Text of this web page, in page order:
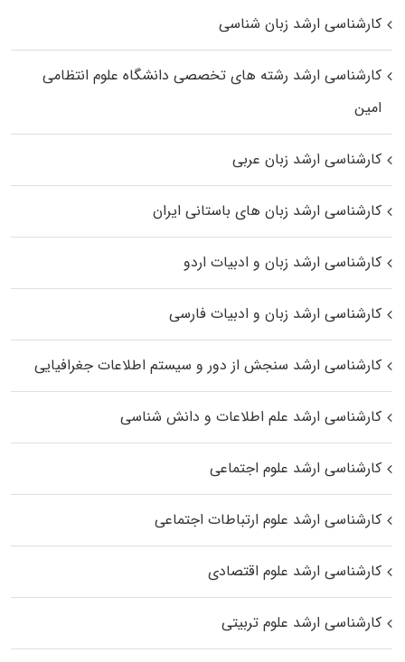
کارشناسی ارشد زبان شناسی
کارشناسی ارشد رﺷﺘﻪ ﻫﺎی تخصصی داﻧﺸﮕﺎه ﻋﻠﻮم انتظامی
اﻣﻴﻦ
کارشناسی ارشد زبان عربی
کارشناسی ارشد زبان‌ های باستانی ایران
کارشناسی ارشد زبان و ادبیات اردو
کارشناسی ارشد زبان و ادبیات فارسی
کارشناسی ارشد سنجش از دور و سیستم اطلاعات جغرافیایی
کارشناسی ارشد علم اطلاعات و دانش شناسی
کارشناسی ارشد علوم اجتماعی
کارشناسی ارشد علوم ارتباطات اجتماعی
کارشناسی ارشد علوم اقتصادی
کارشناسی ارشد علوم تربیتی